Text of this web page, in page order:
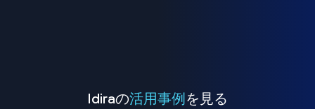
Idiraの活用事例を見る